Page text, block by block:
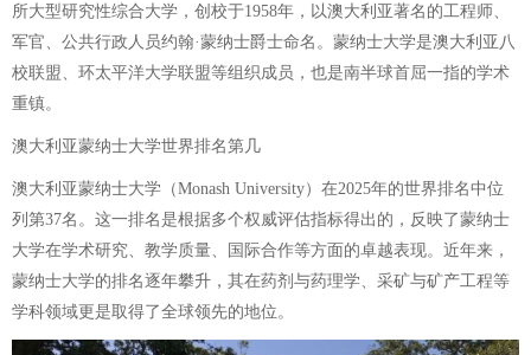
所大型研究性综合大学，创校于1958年，以澳大利亚著名的工程师、
军官、公共行政人员约翰·蒙纳士爵士命名。蒙纳士大学是澳大利亚八
校联盟、环太平洋大学联盟等组织成员，也是南半球首屈一指的学术
重镇。
澳大利亚蒙纳士大学世界排名第几
澳大利亚蒙纳士大学（Monash University）在2025年的世界排名中位
列第37名。这一排名是根据多个权威评估指标得出的，反映了蒙纳士
大学在学术研究、教学质量、国际合作等方面的卓越表现。近年来，
蒙纳士大学的排名逐年攀升，其在药剂与药理学、采矿与矿产工程等
学科领域更是取得了全球领先的地位。